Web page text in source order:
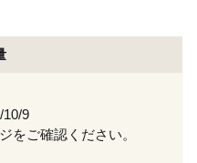
10/9
をご確認ください。